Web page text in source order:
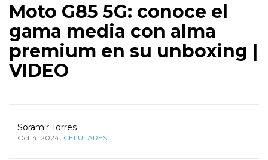
Moto G85 5G: conoce el
gama media con alma
premium en su unboxing |
VIDEO
Soramir Torres
Oct 4, 2024, CELULARES